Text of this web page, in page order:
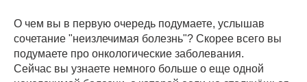
О чем вы в первую очередь подумаете, услышав
сочетание "неизлечимая болезнь"? Скорее всего вы
подумаете про онкологические заболевания.
Сейчас вы узнаете немного больше о еще одной